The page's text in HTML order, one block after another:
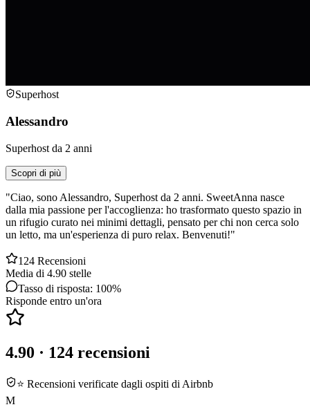
Superhost
Alessandro
Superhost da 2 anni
Scopri di più
"Ciao, sono Alessandro, Superhost da 2 anni. SweetAnna nasce
dalla mia passione per l'accoglienza: ho trasformato questo spazio in
un rifugio curato nei minimi dettagli, pensato per chi non cerca solo
un letto, ma un'esperienza di puro relax. Benvenuti!"
124 Recensioni
Media di 4.90 stelle
Tasso di risposta: 100%
Risponde entro un'ora
4.90 · 124 recensioni
⭐ Recensioni verificate dagli ospiti di Airbnb
M